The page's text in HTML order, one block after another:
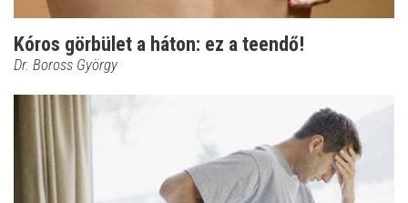
Kóros görbület a háton: ez a teendő!
Dr. Boross György